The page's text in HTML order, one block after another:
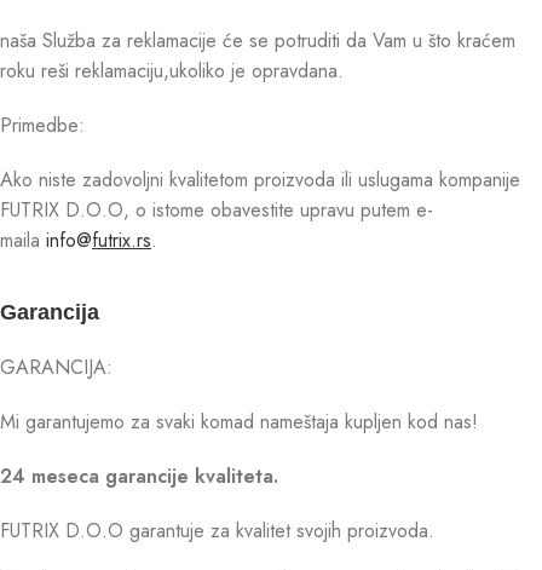
naša Služba za reklamacije će se potruditi da Vam u što kraćem
roku reši reklamaciju,ukoliko je opravdana.
Primedbe:
Ako niste zadovoljni kvalitetom proizvoda ili uslugama kompanije
FUTRIX D.O.O, o istome obavestite upravu putem e-
maila info@futrix.rs.
Garancija
GARANCIJA:
Mi garantujemo za svaki komad nameštaja kupljen kod nas!
24 meseca garancije kvaliteta.
FUTRIX D.O.O garantuje za kvalitet svojih proizvoda.